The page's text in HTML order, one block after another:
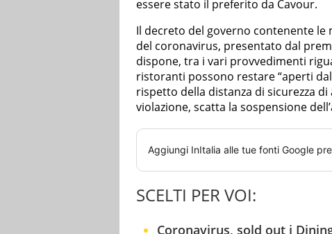
essere stato il preferito da Cavour.
Il decreto del governo contenente
del coronavirus, presentato dal
dispone, tra i vari provvedimenti
ristoranti possono restare “aperti
rispetto della distanza di sicurezza
violazione, scatta la sospensione
Aggiungi InItalia alle tue fonti Google
SCELTI PER VOI:
Coronavirus, sold out i